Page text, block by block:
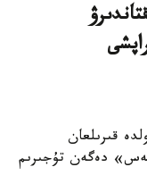
قىرىلعان
دەگەن تۇجىرىم